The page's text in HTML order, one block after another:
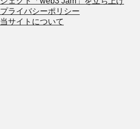
プライバシーポリシー
当サイトについて